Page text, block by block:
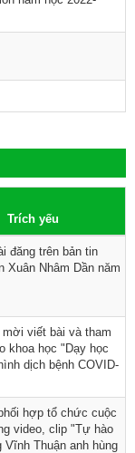
Trích yếu
đăng trên bản tin
Xuân Nhâm Dần năm
mời viết bài và tham
khoa học "Dạy học
dịch bệnh COVID-
hợp tổ chức cuộc
video, clip "Tự hào
Vĩnh Thuận anh hùng